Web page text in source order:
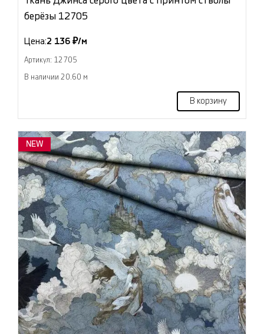
берёзы 12705
Цена:2 136 ₽/м
Артикул: 12705
В наличии 20.60 м
В корзину
NEW